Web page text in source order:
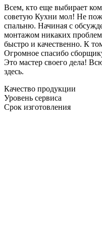
Всем, кто еще выбирает
советую Кухни мол! Не
спальню. Начиная с
монтажом никаких
быстро и качественно. К
Огромное спасибо
Это мастер своего дела!
здесь.
Качество продукции
Уровень сервиса
Срок изготовления